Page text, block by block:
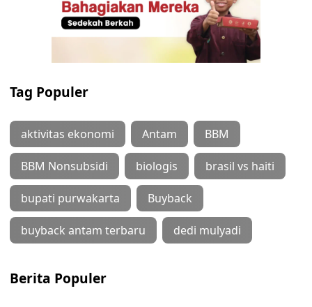
Tag Populer
aktivitas ekonomi Antam BBM
BBM Nonsubsidi biologis brasil vs haiti
bupati purwakarta Buyback
buyback antam terbaru dedi mulyadi
Berita Populer